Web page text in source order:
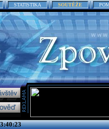
STATISTIKA SOUTĚŽE